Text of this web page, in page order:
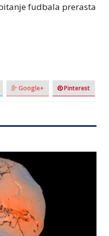
fudbala prerasta
Google+ Pinterest